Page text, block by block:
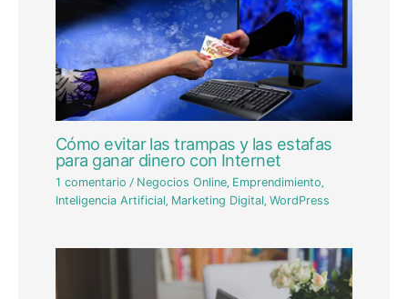
Cómo evitar las trampas y las estafas
para ganar dinero con Internet
1 comentario / Negocios Online, Emprendimiento,
Inteligencia Artificial, Marketing Digital,WordPress